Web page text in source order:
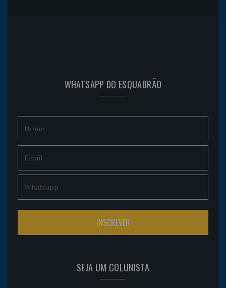
WHATSAPP DO ESQUADRÃO
SEJA UM COLUNISTA